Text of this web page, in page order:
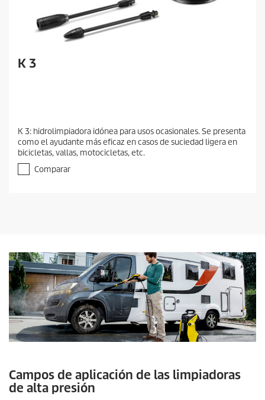
K 3
K 3: hidrolimpiadora idónea para usos ocasionales. Se presenta
como el ayudante más eficaz en casos de suciedad ligera en
bicicletas, vallas, motocicletas, etc.
Comparar
Campos de aplicación de las limpiadoras
de alta presión